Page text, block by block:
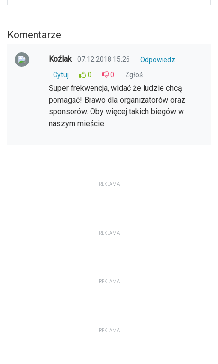
Komentarze
Koźlak 07.12.2018 15:26
Odpowiedz
Cytuj
0 0 Zgłoś
Super frekwencja, widać że ludzie chcą
pomagać! Brawo dla organizatorów oraz
sponsorów. Oby więcej takich biegów w
naszym mieście.
REKLAMA
REKLAMA
REKLAMA
REKLAMA